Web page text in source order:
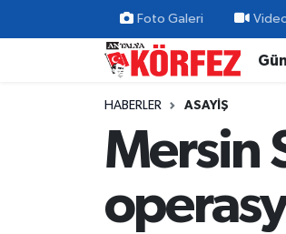
Foto Galeri
HABERLER ASAYIŞ
Mersin
Gündem
Yerel Yönetim
Ekonomi
Nöbetçi Eczaneler
Trafik Durumu
Süper Lig Puan Durumu ve